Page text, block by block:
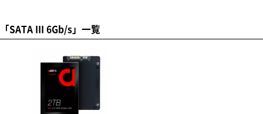
「SATA III 6Gb/s」一覧